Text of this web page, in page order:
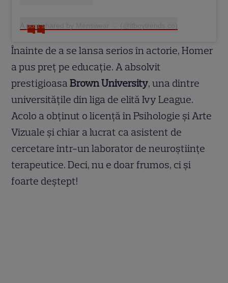
A post shared by Menswear ♡ (@itboytrends.co)
Înainte de a se lansa serios în actorie, Homer
a pus preț pe educație. A absolvit
prestigioasaBrown University, una dintre
universitățile din liga de elită Ivy League.
Acolo a obținut o licență în Psihologie și Arte
Vizuale și chiar a lucrat ca asistent de
cercetare într-un laborator de neuroștiințe
terapeutice. Deci, nu e doar frumos, ci și
foarte deștept!